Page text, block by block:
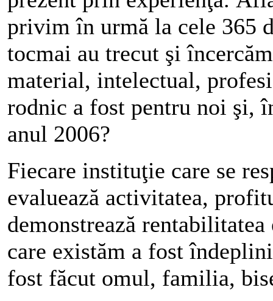
privim în urmă la cele 365
tocmai au trecut şi
material, intelectual,
rodnic a fost pentru noi şi,
anul 2006?
Fiecare instituţie care se
evaluează activitatea,
demonstrează
care existăm a fost
fost făcut omul, familia,